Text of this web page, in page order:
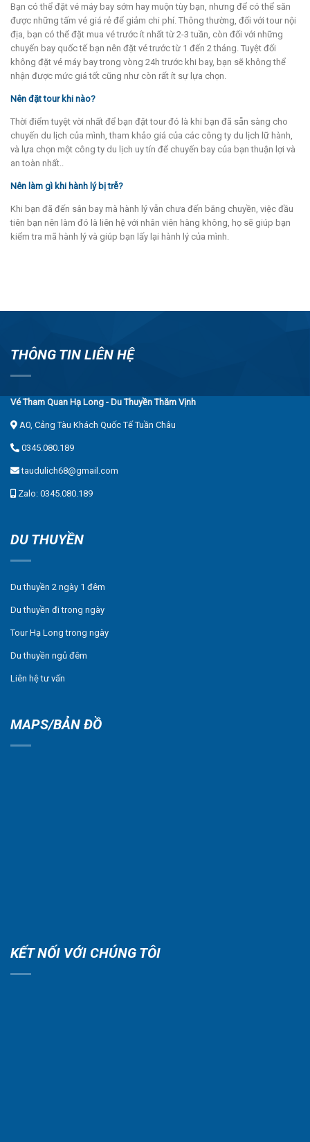
Bạn có thể đặt vé máy bay sớm hay muộn tùy bạn, nhưng để có thể săn
được những tấm vé giá rẻ để giảm chi phí. Thông thường, đối với tour nội
địa, bạn có thể đặt mua vé trước ít nhất từ 2-3 tuần, còn đối với những
chuyến bay quốc tế bạn nên đặt vé trước từ 1 đến 2 tháng. Tuyệt đối
không đặt vé máy bay trong vòng 24h trước khi bay, bạn sẽ không thể
nhận được mức giá tốt cũng như còn rất ít sự lựa chọn.
Nên đặt tour khi nào?
Thời điểm tuyệt vời nhất để bạn đặt tour đó là khi bạn đã sẵn sàng cho
chuyến du lịch của mình, tham khảo giá của các công ty du lịch lữ hành,
và lựa chọn một công ty du lịch uy tín để chuyến bay của bạn thuận lợi và
an toàn nhất..
Nên làm gì khi hành lý bị trễ?
Khi bạn đã đến sân bay mà hành lý vẫn chưa đến băng chuyền, việc đầu
tiên bạn nên làm đó là liên hệ với nhân viên hàng không, họ sẽ giúp bạn
kiểm tra mã hành lý và giúp bạn lấy lại hành lý của mình.
THÔNG TIN LIÊN HỆ
Vé Tham Quan Hạ Long - Du Thuyền Thăm Vịnh
A0, Cảng Tàu Khách Quốc Tế Tuần Châu
0345.080.189
taudulich68@gmail.com
Zalo: 0345.080.189
DU THUYỀN
Du thuyền 2 ngày 1 đêm
Du thuyền đi trong ngày
Tour Hạ Long trong ngày
Du thuyền ngủ đêm
Liên hệ tư vấn
MAPS/BẢN ĐỒ
KẾT NỐI VỚI CHÚNG TÔI